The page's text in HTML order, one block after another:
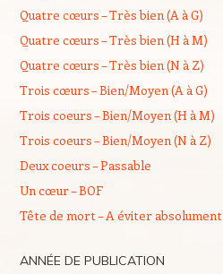
Quatre cœurs – Très bien (A à G)
Quatre cœurs – Très bien (H à M)
Quatre cœurs – Très bien (N à Z)
Trois cœurs – Bien/Moyen (A à G)
Trois coeurs – Bien/Moyen (H à M)
Trois coeurs – Bien/Moyen (N à Z)
Deux coeurs – Passable
Un cœur – BOF
Tête de mort – A éviter absolument
ANNÉE DE PUBLICATION